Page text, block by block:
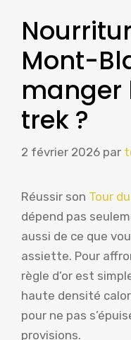
Mont-
manger
trek ?
2 février 2026 par
Réussir son Tour
dépend pas
aussi de ce que
assiette. Pour
règle d’or est
haute densité
pour ne pas
provisions.